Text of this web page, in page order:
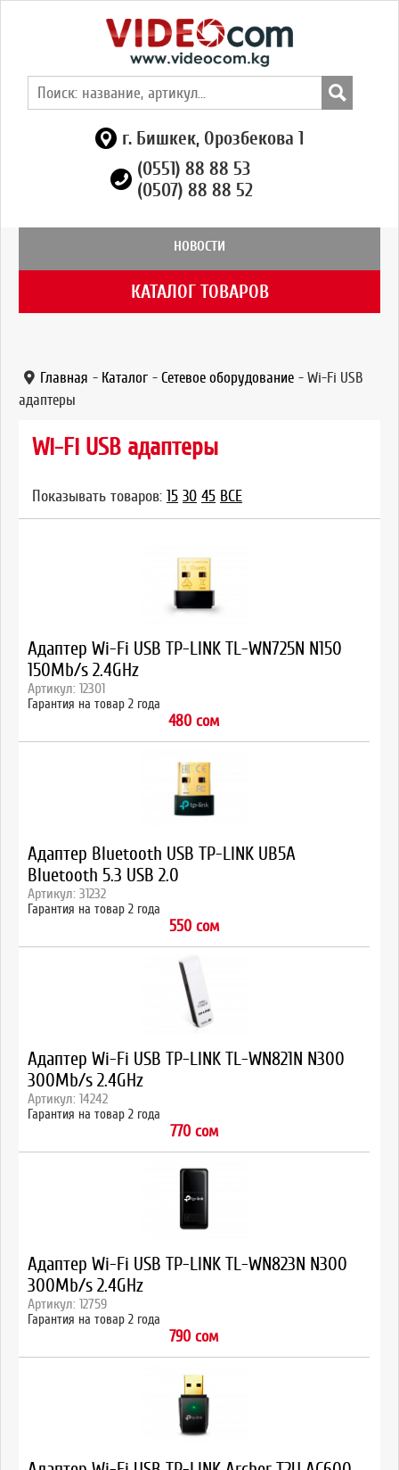
г. Бишкек, Орозбекова 1
(0551) 88 88 53
(0507) 88 88 52
НОВОСТИ
КАТАЛОГ ТОВАРОВ
Главная - Каталог - Сетевое оборудование - Wi-Fi USB
адаптеры
Wi-Fi USB адаптеры
Показывать товаров: 15 30 45 ВСЕ
Адаптер Wi-Fi USB TP-LINK TL-WN725N N150
150Mb/s 2.4GHz
Артикул: 12301
Гарантия на товар 2 года
480 сом
Адаптер Bluetooth USB TP-LINK UB5A
Bluetooth 5.3 USB 2.0
Артикул: 31232
Гарантия на товар 2 года
550 сом
Адаптер Wi-Fi USB TP-LINK TL-WN821N N300
300Mb/s 2.4GHz
Артикул: 14242
Гарантия на товар 2 года
770 сом
Адаптер Wi-Fi USB TP-LINK TL-WN823N N300
300Mb/s 2.4GHz
Артикул: 12759
Гарантия на товар 2 года
790 сом